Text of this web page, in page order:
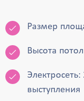
Размер
Высота
выступления